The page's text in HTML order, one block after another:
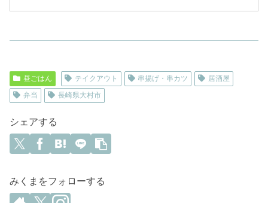
昼ごはん テイクアウト 串揚げ・串カツ
居酒屋
弁当
長崎県大村市
シェアする
みくまをフォローする